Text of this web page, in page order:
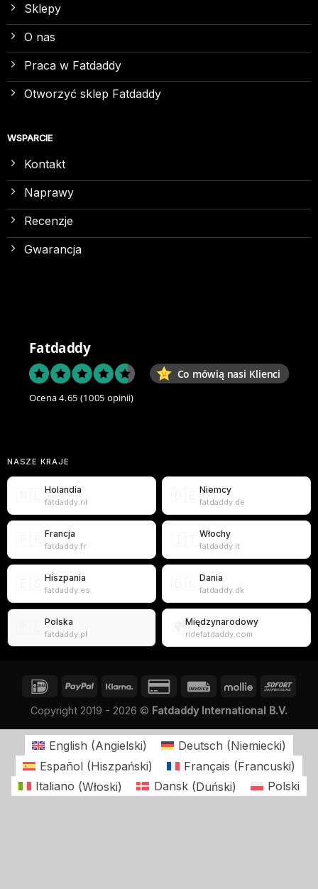
Sklepy
O nas
Praca w Fatdaddy
Otworzyć sklep Fatdaddy
WSPARCIE
Kontakt
Naprawy
Recenzje
Gwarancja
Fatdaddy
Co mówią nasi Klienci
Ocena 4.65 (1005 opinii)
NASZE KRAJE
Holandia
fatdaddy.nl
Niemcy
fatdaddy.de
Francja
fatdaddy.fr
Włochy
fatdaddy.it
Hiszpania
fatdaddy.es
Dania
fatdaddy.dk
Polska
fatdaddy.pl
Międzynarodowy
ridefatdaddy.com
Copyright 2019 - 2026 © Fatdaddy International B.V.
English (Angielski) Deutsch (Niemiecki)
Español (Hiszpański) Français (Francuski)
Italiano (Włoski) Dansk(Duński) Polski